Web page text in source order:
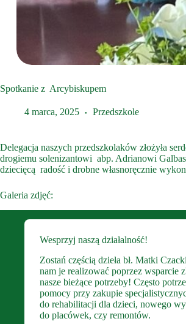
Spotkanie z Arcybiskupem
4 marca, 2025 Przedszkole
Delegacja naszych przedszkolaków złożyła
drogiemu solenizantowi abp. Adrianowi
dziecięcą radość i drobne własnoręcznie
Galeria zdjęć:
Wesprzyj naszą działalność!
Zostań częścią dzieła bł. Matki
nam je realizować poprzez wsparcie
nasze bieżące potrzeby! Często
pomocy przy zakupie
do rehabilitacji dla dzieci, nowego
do placówek, czy remontów.